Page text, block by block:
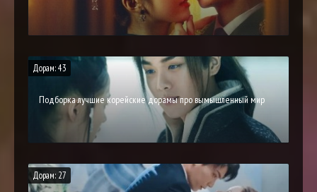
Дорам: 43
Подборка лучшие корейские дорамы про вымышленный мир
Дорам: 27